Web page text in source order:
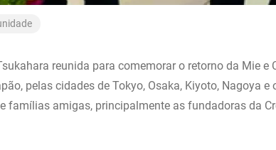
reunida para comemorar o retorno da Mie e
pelas cidades de Tokyo, Osaka, Kiyoto, Nagoya e
famílias amigas, principalmente as fundadoras da